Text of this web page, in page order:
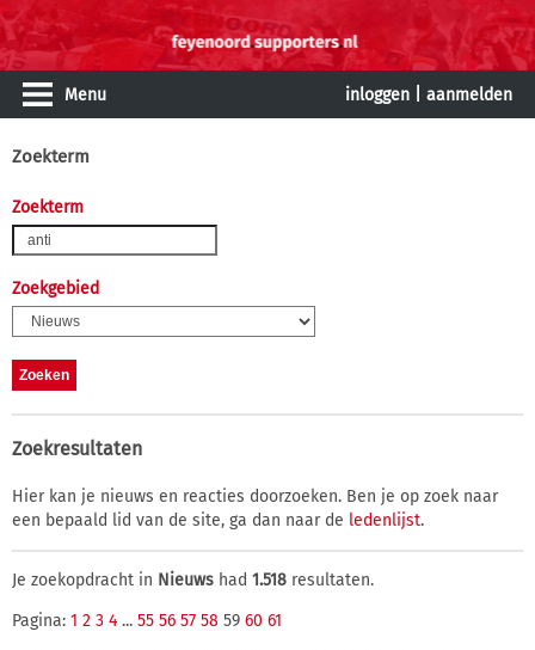
Menu inloggen aanmelden
Zoekterm
Zoekterm
Zoekgebied
Zoekresultaten
Hier kan je nieuws en reacties doorzoeken. Ben je op zoek naar
een bepaald lid van de site, ga dan naar de ledenlijst.
Je zoekopdracht in Nieuws had 1.518 resultaten.
Pagina: 1 2 3 4 ... 55 56 57 58 59 60 61